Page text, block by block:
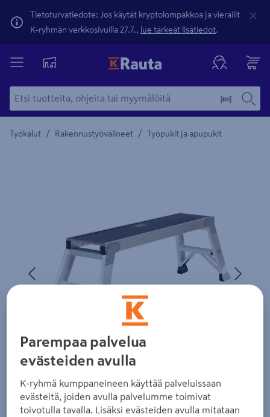
Tietoturvatiedote: Jos käytät kryptolompakkoa ja vierailit
K-ryhmän verkkosivuilla 27.7., lue tärkeät lisätiedot.
Työkalut / Rakennustyövälineet / Työpukit ja apupukit
Yksityiskohtainen kuvaus löytyy Tuotteen kuvaus -
Edellinen
Parempaa palvelua
evästeiden avulla
K-ryhmä kumppaneineen käyttää palveluissaan
evästeitä, joiden avulla palvelumme toimivat
toivotulla tavalla. Lisäksi evästeiden avulla mitataan